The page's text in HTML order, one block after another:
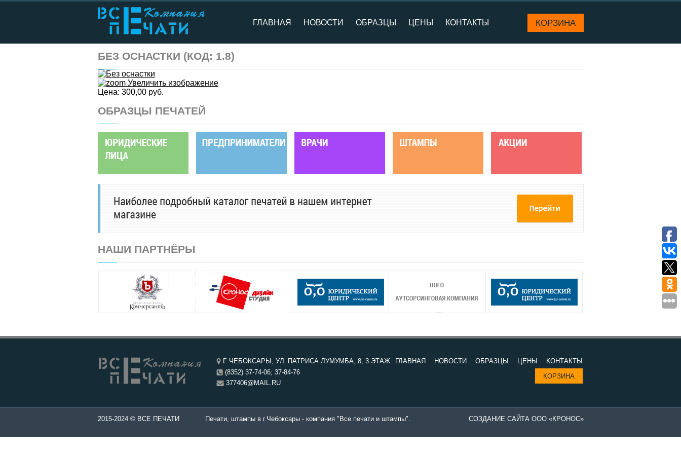
ГЛАВНАЯ НОВОСТИ ОБРАЗЦЫ ЦЕНЫ КОНТАКТЫ КОРЗИНА
БЕЗ ОСНАСТКИ (КОД: 1.8)
Увеличить изображение
Цена: 300,00 руб.
ОБРАЗЦЫ ПЕЧАТЕЙ
НАШИ ПАРТНЁРЫ
Г. ЧЕБОКСАРЫ, УЛ. ПАТРИСА ЛУМУМБА, 8, 3 ЭТАЖ.
(8352) 37-74-06; 37-84-76
377406@MAIL.RU
ГЛАВНАЯ НОВОСТИ ОБРАЗЦЫ ЦЕНЫ
КОНТАКТЫ
КОРЗИНА
СОЗДАНИЕ САЙТА ООО «КРОНОС»
и штампы - Изготовление печатей в Чебоксары. Печати, штампы в г.Чебоксары - компания "Все печати и штампы". Изготовление печатей в компании "Все печати и штампы" -
2015-2024 © ВСЕ ПЕЧАТИ